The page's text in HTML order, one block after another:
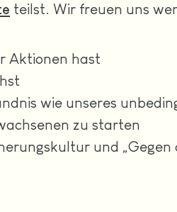
teilst. Wir freuen uns
Aktionen hast
wie unseres
zu starten
und „Gegen